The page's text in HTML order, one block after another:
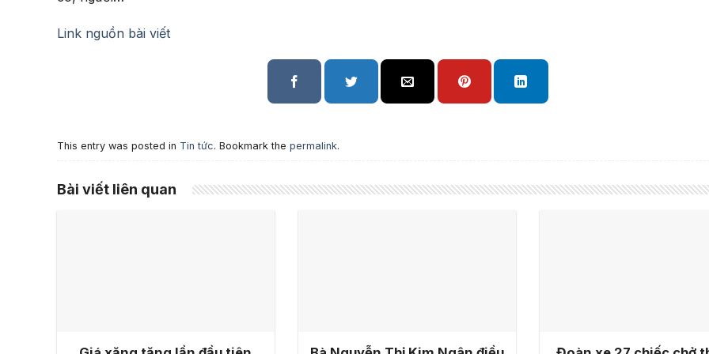
Link nguồn bài viết
This entry was posted in Tin tức. Bookmark the permalink.
Bài viết liên quan